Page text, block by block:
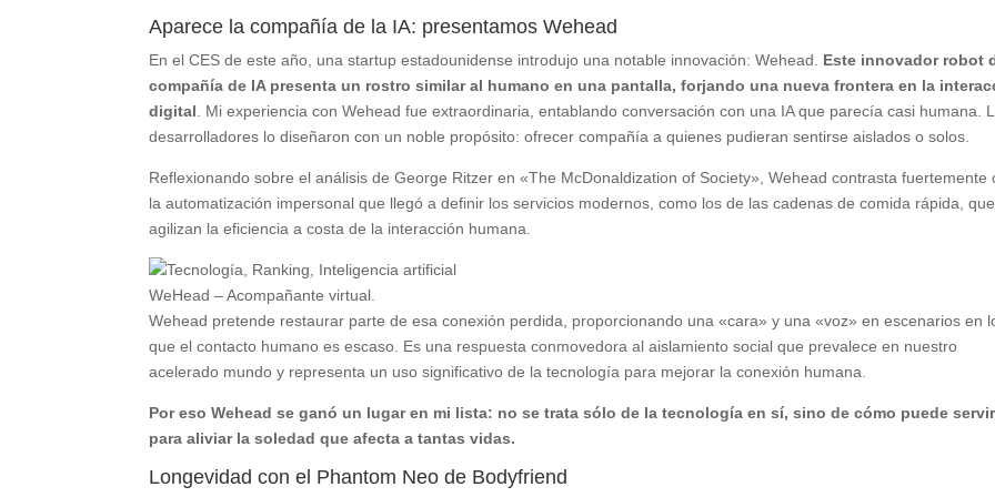
Aparece la compañía de la IA: presentamos Wehead
En el CES de este año, una startup estadounidense introdujo una notable innovación: Wehead. Este innovador robot
compañía de IA presenta un rostro similar al humano en una pantalla, forjando una nueva frontera en la
digital . Mi experiencia con Wehead fue extraordinaria, entablando conversación con una IA que parecía casi humana.
desarrolladores lo diseñaron con un noble propósito: ofrecer compañía a quienes pudieran sentirse aislados o solos.
Reflexionando sobre el análisis de George Ritzer en «The McDonaldization of Society», Wehead contrasta fuertemente
la automatización impersonal que llegó a definir los servicios modernos, como los de las cadenas de comida rápida, que
agilizan la eficiencia a costa de la interacción humana.
WeHead – Acompañante virtual.
Wehead pretende restaurar parte de esa conexión perdida, proporcionando una «cara» y una «voz» en escenarios en
que el contacto humano es escaso. Es una respuesta conmovedora al aislamiento social que prevalece en nuestro
acelerado mundo y representa un uso significativo de la tecnología para mejorar la conexión humana.
Por eso Wehead se ganó un lugar en mi lista: no se trata sólo de la tecnología en sí, sino de cómo puede servir
para aliviar la soledad que afecta a tantas vidas.
Longevidad con el Phantom Neo de Bodyfriend